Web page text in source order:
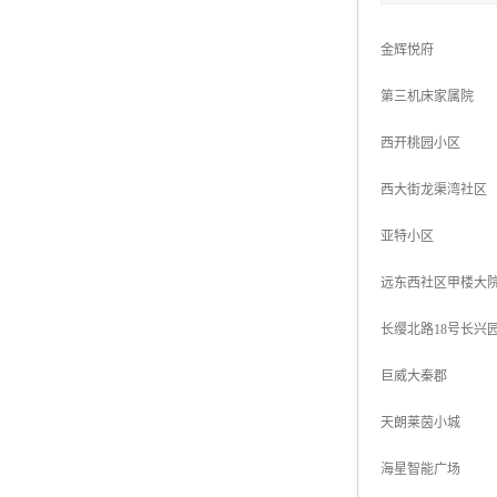
金辉悦府
第三机床家属院
西开桃园小区
西大街龙渠湾社区
亚特小区
远东西社区甲楼大
长缨北路18号长兴
巨威大秦郡
天朗莱茵小城
海星智能广场